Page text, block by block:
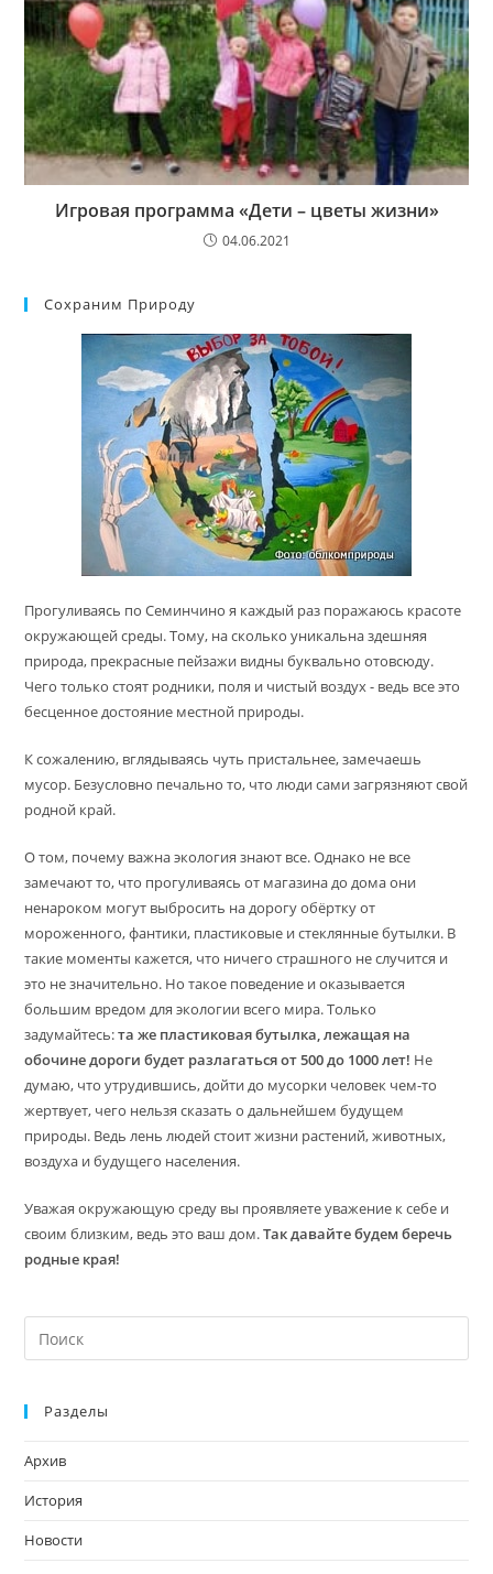
Игровая программа «Дети – цветы жизни»
04.06.2021
Сохраним Природу
Прогуливаясь по Семинчино я каждый раз поражаюсь красоте
окружающей среды. Тому, на сколько уникальна здешняя
природа, прекрасные пейзажи видны буквально отовсюду.
Чего только стоят родники, поля и чистый воздух - ведь все это
бесценное достояние местной природы.
К сожалению, вглядываясь чуть пристальнее, замечаешь
мусор. Безусловно печально то, что люди сами загрязняют свой
родной край.
О том, почему важна экология знают все. Однако не все
замечают то, что прогуливаясь от магазина до дома они
ненароком могут выбросить на дорогу обёртку от
мороженного, фантики, пластиковые и стеклянные бутылки. В
такие моменты кажется, что ничего страшного не случится и
это не значительно. Но такое поведение и оказывается
большим вредом для экологии всего мира. Только
задумайтесь:та же пластиковая бутылка, лежащая на
обочине дороги будет разлагаться от 500 до 1000 лет! Не
думаю, что утрудившись, дойти до мусорки человек чем-то
жертвует, чего нельзя сказать о дальнейшем будущем
природы. Ведь лень людей стоит жизни растений, животных,
воздуха и будущего населения.
Уважая окружающую среду вы проявляете уважение к себе и
своим близким, ведь это ваш дом.Так давайте будем беречь
родные края!
Разделы
Архив
История
Новости